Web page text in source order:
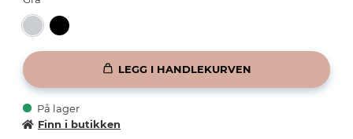
LEGG I HANDLEKURVEN
På lager
Finn i butikken